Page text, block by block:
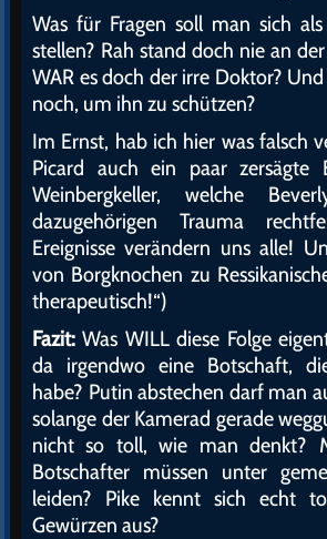
Was für Fragen soll man sich
stellen? Rah stand doch nie an
WAR es doch der irre Doktor?
noch, um ihn zu schützen?
Im Ernst, hab ich hier was falsch
Picard auch ein paar zersägte
Weinbergkeller, welche
dazugehörigen Trauma
Ereignisse verändern uns alle!
von Borgknochen zu
therapeutisch!“)
Fazit: Was WILL diese Folge
da irgendwo eine Botschaft,
habe? Putin abstechen darf man
solange der Kamerad gerade
nicht so toll, wie man denkt?
Botschafter müssen unter
leiden? Pike kennt sich echt
Gewürzen aus?